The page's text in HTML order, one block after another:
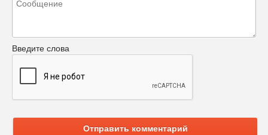
Введите слова
Отправить комментарий